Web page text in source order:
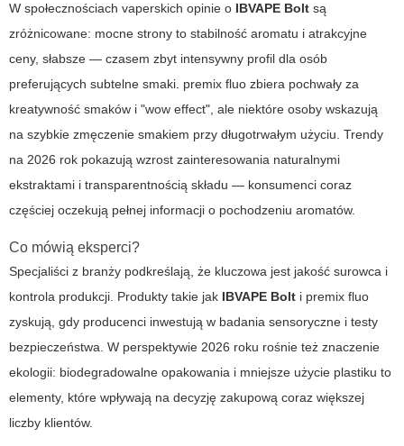
W społecznościach vaperskich opinie o IBVAPE Bolt są
zróżnicowane: mocne strony to stabilność aromatu i atrakcyjne
ceny, słabsze — czasem zbyt intensywny profil dla osób
preferujących subtelne smaki. premix fluo zbiera pochwały za
kreatywność smaków i "wow effect", ale niektóre osoby wskazują
na szybkie zmęczenie smakiem przy długotrwałym użyciu. Trendy
na 2026 rok pokazują wzrost zainteresowania naturalnymi
ekstraktami i transparentnością składu — konsumenci coraz
częściej oczekują pełnej informacji o pochodzeniu aromatów.
Co mówią eksperci?
Specjaliści z branży podkreślają, że kluczowa jest jakość surowca i
kontrola produkcji. Produkty takie jak IBVAPE Bolt i premix fluo
zyskują, gdy producenci inwestują w badania sensoryczne i testy
bezpieczeństwa. W perspektywie 2026 roku rośnie też znaczenie
ekologii: biodegradowalne opakowania i mniejsze użycie plastiku to
elementy, które wpływają na decyzję zakupową coraz większej
liczby klientów.